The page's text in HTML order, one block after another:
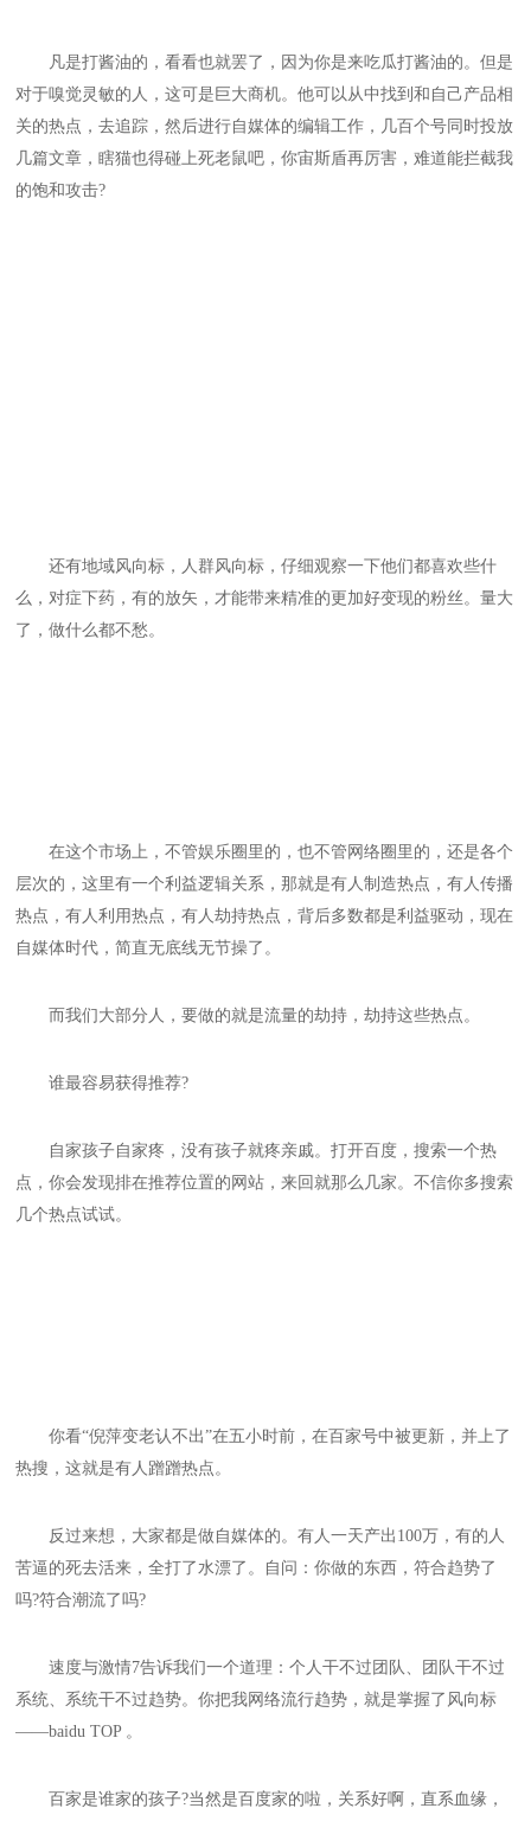
凡是打酱油的，看看也就罢了，因为你是来吃瓜打酱油的。但是
对于嗅觉灵敏的人，这可是巨大商机。他可以从中找到和自己产品相
关的热点，去追踪，然后进行自媒体的编辑工作，几百个号同时投放
几篇文章，瞎猫也得碰上死老鼠吧，你宙斯盾再厉害，难道能拦截我
的饱和攻击?
还有地域风向标，人群风向标，仔细观察一下他们都喜欢些什
么，对症下药，有的放矢，才能带来精准的更加好变现的粉丝。量大
了，做什么都不愁。
在这个市场上，不管娱乐圈里的，也不管网络圈里的，还是各个
层次的，这里有一个利益逻辑关系，那就是有人制造热点，有人传播
热点，有人利用热点，有人劫持热点，背后多数都是利益驱动，现在
自媒体时代，简直无底线无节操了。
而我们大部分人，要做的就是流量的劫持，劫持这些热点。
谁最容易获得推荐?
自家孩子自家疼，没有孩子就疼亲戚。打开百度，搜索一个热
点，你会发现排在推荐位置的网站，来回就那么几家。不信你多搜索
几个热点试试。
你看“倪萍变老认不出”在五小时前，在百家号中被更新，并上了
热搜，这就是有人蹭蹭热点。
反过来想，大家都是做自媒体的。有人一天产出100万，有的人
苦逼的死去活来，全打了水漂了。自问：你做的东西，符合趋势了
吗?符合潮流了吗?
速度与激情7告诉我们一个道理：个人干不过团队、团队干不过
系统、系统干不过趋势。你把我网络流行趋势，就是掌握了风向标
——baidu TOP 。
百家是谁家的孩子?当然是百度家的啦，关系好啊，直系血缘，